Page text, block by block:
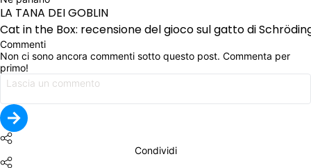
LA TANA DEI GOBLIN
Cat in the Box: recensione del gioco sul gatto di
Commenti
Non ci sono ancora commenti sotto questo post. Commenta per
primo!
Condividi